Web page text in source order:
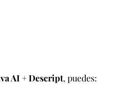
AI + Descript, puedes: